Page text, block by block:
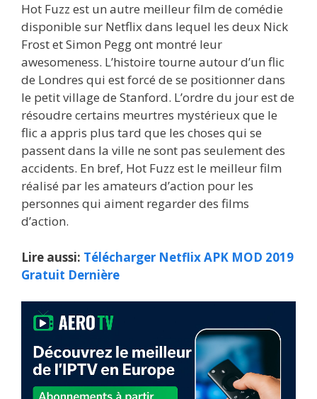
Hot Fuzz est un autre meilleur film de comédie
disponible sur Netflix dans lequel les deux Nick
Frost et Simon Pegg ont montré leur
awesomeness. L’histoire tourne autour d’un flic
de Londres qui est forcé de se positionner dans
le petit village de Stanford. L’ordre du jour est de
résoudre certains meurtres mystérieux que le
flic a appris plus tard que les choses qui se
passent dans la ville ne sont pas seulement des
accidents. En bref, Hot Fuzz est le meilleur film
réalisé par les amateurs d’action pour les
personnes qui aiment regarder des films
d’action.
Lire aussi: Télécharger Netflix APK MOD 2019
Gratuit Dernière